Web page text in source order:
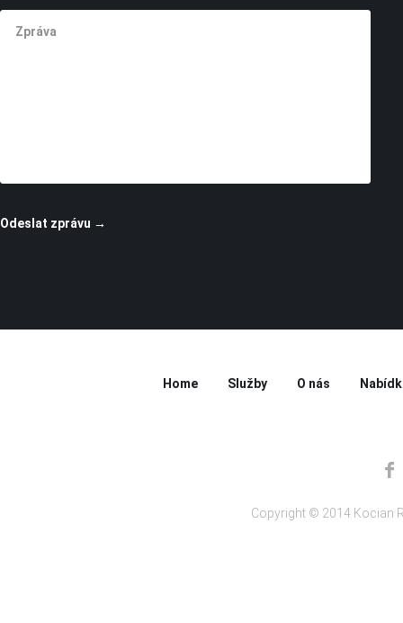
Home Služby O nás
Copyright © 2014 Kocian